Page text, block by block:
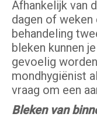
Afhankelijk van
dagen of
behandeling
bleken kunnen
gevoelig
mondhygiënist
vraag om een
Bleken van